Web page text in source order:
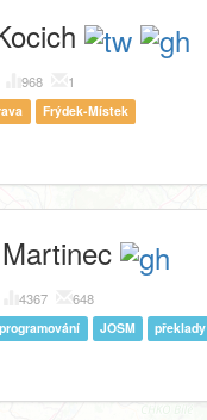
968 1
Frýdek-Místek
4367 648
programování JOSM
překlady